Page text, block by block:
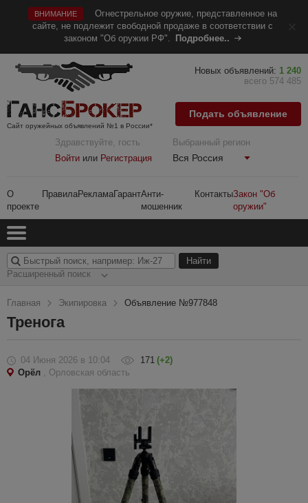
ВНИМАНИЕ
Огнестрельное оружие, представленное на
сайте, не подлежит свободной продаже в соответствии с
законом "Об оружии РФ".
Подробнее..
Сайт оружейных объявлений №1 в России*
Здравствуйте, гость
Войти или Регистрация
Выбранный регион
Вся Россия
О
проекте
ПравилаРекламаГарантАнти-
мошенник
КонтактыЗакон "Об
оружии"
Новых объявлений: 1 240
всего 574 485
Подать объявление
Расширенный поиск
Главная Экипировка Объявление №977848
Тренога
04 Июня 2026 в 10:04 171 (+2)
Орёл , Орловская область